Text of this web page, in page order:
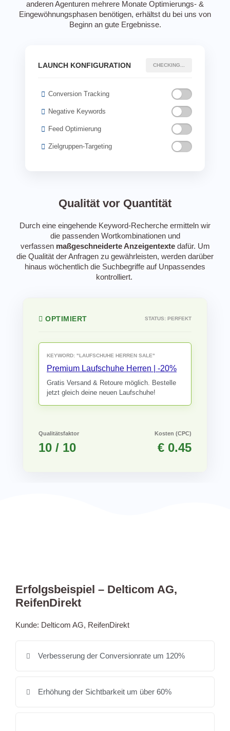
anderen Agenturen mehrere Monate Optimierungs-­ &
Eingewöhnungsphasen benötigen, erhältst du bei uns von
Beginn an gute Ergebnisse.
LAUNCH KONFIGURATION CHECKING...
Conversion Tracking
Negative Keywords
Feed Optimierung
Zielgruppen-Targeting
OPTIMIERT STATUS: PERFEKT
KEYWORD: "LAUFSCHUHE HERREN SALE"
Premium Laufschuhe Herren | -20%
Gratis Versand & Retoure möglich. Bestelle
jetzt gleich deine neuen Laufschuhe!
Qualitätsfaktor
10 / 10
Kosten (CPC)
€ 0.45
STANDARD STATUS: TEUER
KEYWORD: "SCHUHE" (ZU BREIT)
Schuhe Online Kaufen
Wir haben eine große Auswahl an Schuhen.
Besuchen Sie unseren Online-Shop.
Qualitätsfaktor
3 / 10
Kosten (CPC)
€ 2.80
Qualität vor Quantität
Durch eine eingehende Keyword-Recherche ermitteln wir
die passenden Wortkombinationen und
verfassen maßgeschneiderte Anzeigentextedafür. Um
die Qualität der Anfragen zu gewährleisten, werden darüber
hinaus wöchentlich die Suchbegriffe auf Unpassendes
kontrolliert.
Erfolgsbeispiel – Delticom AG,
ReifenDirekt
Kunde: Delticom AG, ReifenDirekt
Verbesserung der Conversionrate um 120%
Erhöhung der Sichtbarkeit um über 60%